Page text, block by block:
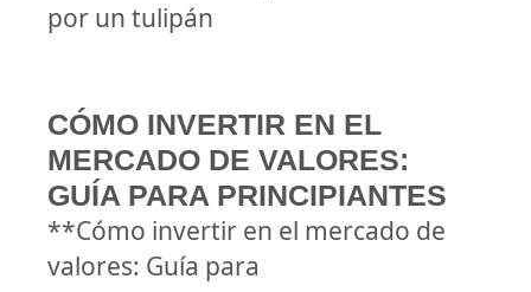
por un tulipán
CÓMO INVERTIR EN EL
MERCADO DE VALORES:
GUÍA PARA PRINCIPIANTES
**Cómo invertir en el mercado de
valores: Guía para